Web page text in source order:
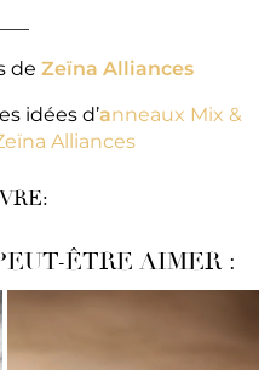
de Zeïna Alliances
idées d’anneaux Mix &
Alliances
ÊTRE AIMER :